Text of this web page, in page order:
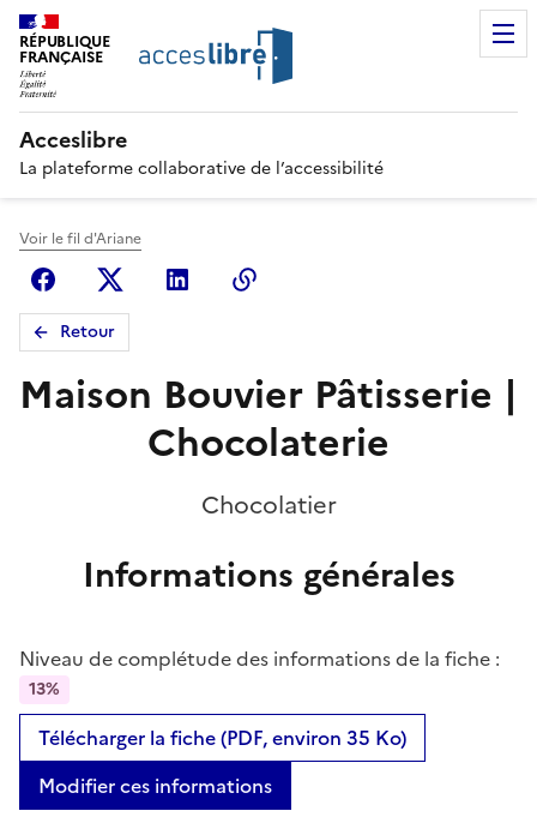
RÉPUBLIQUE
FRANÇAISE
Acceslibre
La plateforme collaborative de l’accessibilité
Voir le fil d'Ariane
FacebookX (anciennement Twitter)
Linkedin
Retour
Maison Bouvier Pâtisserie |
Chocolaterie
Chocolatier
Informations générales
Niveau de complétude des informations de la fiche :
13%
Télécharger la fiche (PDF, environ 35 Ko)
Modifier ces informations